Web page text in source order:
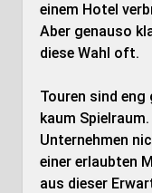
einem Hotel
Aber genauso
diese Wahl oft.
Touren sind
kaum
Unternehmen
einer erlaubten
aus dieser